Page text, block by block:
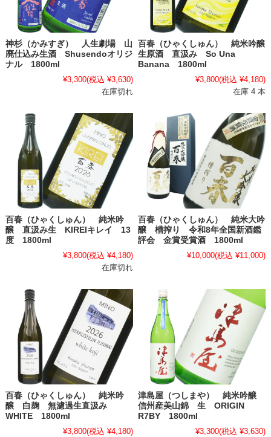
神杉（かみすぎ） 人生劇場 山
廃仕込み生酒 Shusendoオリジ
ナル 1800ml
¥3,300(税込 ¥3,630)
在庫切れ
百春（ひゃくしゅん） 純米吟醸
生原酒 直汲み So Una
Banana 1800ml
¥3,800(税込 ¥4,180)
在庫 4 本
百春（ひゃくしゅん） 純米吟
醸 直汲み生 KIREIキレイ 13
度 1800ml
¥3,800(税込 ¥4,180)
在庫切れ
百春（ひゃくしゅん） 純米大吟
醸 槽搾り 令和8年全国新酒鑑
評会 金賞受賞酒 1800ml
¥10,000(税込 ¥11,000)
百春（ひゃくしゅん） 純米吟
醸 白麹 無濾過生直汲み
WHITE 1800ml
¥3,800(税込 ¥4,180)
津島屋（つしまや） 純米吟醸
信州産美山錦 生 ORIGIN
R7BY 1800ml
¥3,300(税込 ¥3,630)